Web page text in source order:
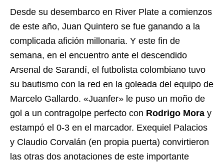
Desde su desembarco en River Plate a comienzos
de este año, Juan Quintero se fue ganando a la
complicada afición millonaria. Y este fin de
semana, en el encuentro ante el descendido
Arsenal de Sarandí, el futbolista colombiano tuvo
su bautismo con la red en la goleada del equipo de
Marcelo Gallardo. «Juanfer» le puso un moño de
gol a un contragolpe perfecto con Rodrigo Mora y
estampó el 0-3 en el marcador. Exequiel Palacios
y Claudio Corvalán (en propia puerta) convirtieron
las otras dos anotaciones de este importante